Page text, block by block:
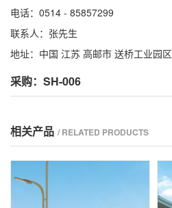
电话：0514 - 85857299
联系人：张先生
地址：中国 江苏 高邮市 送桥工业园区
采购：SH-006
相关产品 / RELATED PRODUCTS